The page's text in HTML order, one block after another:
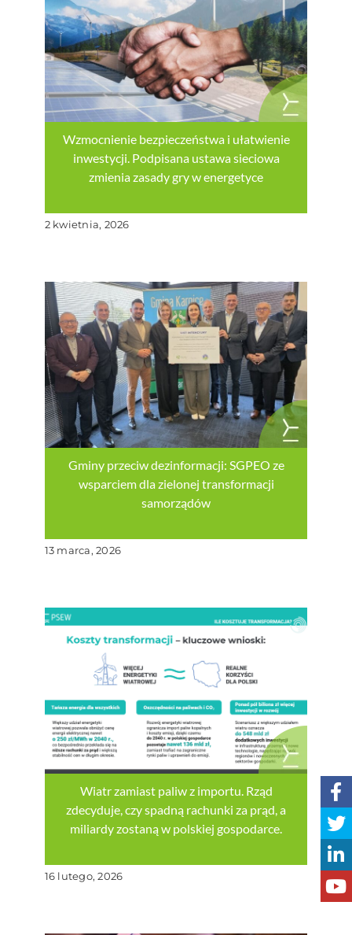
Wzmocnienie bezpieczeństwa i ułatwienie
inwestycji. Podpisana ustawa sieciowa
zmienia zasady gry w energetyce
2 kwietnia, 2026
Gminy przeciw dezinformacji: SGPEO ze
wsparciem dla zielonej transformacji
samorządów
13 marca, 2026
Wiatr zamiast paliw z importu. Rząd
zdecyduje, czy spadną rachunki za prąd, a
miliardy zostaną w polskiej gospodarce.
16 lutego, 2026